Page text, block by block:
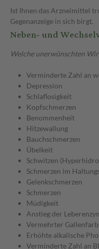
Ist Ihnen das Arzneimittel
Gegenanzeige in sich birgt.
Neben- und
Welche unerwünschten
Verminderte Zahl an
Depression
Schlaflosigkeit
Kopfschmerzen
Benommenheit
Hitzewallung
Bauchschmerzen
Übelkeit
Schwitzen
Schmerzen im
Gelenkschmerzen
Schmerzen
Müdigkeit
Anstieg der
Vermehrter
Erhöhte alkalische
Verminderte Zahl an